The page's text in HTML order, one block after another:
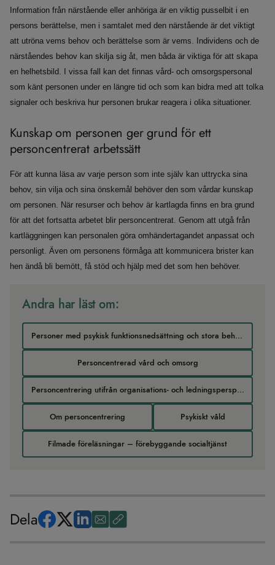
Information från närstående eller anhöriga är en viktig pusselbit i en
persons berättelse, men i samtalet med den närstående är det viktigt
att utröna vems behov och berättelse som är vems. Individens och de
närståendes behov kan skilja sig åt, men båda är viktiga för att skapa
en helhetsbild. I vissa fall kan det finnas vård- och omsorgspersonal
som känt personen under en längre tid och som kan bidra med att tolka
signaler och beskriva hur personen brukar reagera i olika situationer.
Kunskap om personen ger grund för ett
personcentrerat arbetssätt
För att kunna läsa av varje person som inte själv kan uttrycka sina
behov, sin vilja och sina önskemål behöver den som vårdar kunskap
om personen. När resurser och behov är kartlagda finns en bra grund
för att det fortsatta arbetet blir personcentrerat. Genom att utgå från
kartläggningen kan personalen göra omhändertagandet anpassat och
personligt. Även om personens förmåga att kommunicera brister kan
hen ändå bli bemött, få stöd och hjälp med det som hen behöver.
Andra har läst om:
Personer med psykisk funktionsnedsättning och stora behov av vård och stöd – nytt tema
Personcentrerad vård och omsorg
Personcentrering utifrån organisations- och ledningsperspektiv
Om personcentrering Psykiskt våld
Filmade föreläsningar – förebyggande socialtjänst
Dela